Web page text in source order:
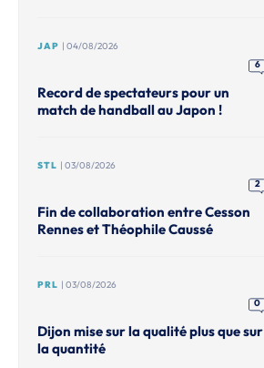
JAP | 04/08/2026
6
Record de spectateurs pour un
match de handball au Japon !
STL | 03/08/2026
2
Fin de collaboration entre Cesson
Rennes et Théophile Caussé
PRL | 03/08/2026
0
Dijon mise sur la qualité plus que sur
la quantité